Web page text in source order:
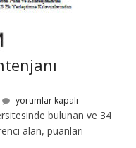
yorumlar kapalı
bulunan ve 34
alan, puanları